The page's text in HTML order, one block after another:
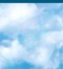
контроль Для 11 класса Написание родного языка и литературы (эссе) Математическое письмо Узбекский язык (обучение на узбекском языке) не посещающее общее среднее образование для учреждений)/Образовательное учреждение выбор письменный и устный Иностранный язык письменный/устный Письменная/устная история Узбекистана *По выбору студента:  Химия  Физика  Основы государственного права  География 10 бесплатных образовательных ресурсов - Мы составили подборку онлайн-проектов с интерактивными упражнениями, видеолекциями и статьями. Они помогут вам обрести новые и освежить старые знания бесплатно. 1. «ИНТУИТ» Старейшая образовательная площадка Рунета. Здесь вы найдёте сотни текстовых и видеокурсов на десятки различных тем — от программирования до психологии. Многие курсы подготовлены российскими университетами и крупными международными компаниями вроде Intel и Microsoft. Самостоятельное обучение бесплатное, но желающие могут оплатить услуги персональных наставников. 2. «Смартия» знакомит с актуальными профессиями и подсказывает, как им обучаться. Выбрав заинтересовавшую вас специальность — SMM-специалист, фотограф, веб-дизайнер или другую, — увидите список необходимых для неё умений. Чтобы вы могли освоить их самостоятельно, для каждого умения площадка отображает подборку ссылок на учебные материалы. Хотя «Смартия» ориентируется на русскоязычную аудиторию, часть контента всё же доступна только на английском. 3. «Лекторий Физтеха» Проект Московского физико-технического института (Физтеха). С его помощью вы можете смотреть онлайн серии лекций, записанные на видео в этом вузе. В числе доступных предметов — физика, биология, химия, информационные технологии и другие. К некоторым лекциям администрация ресурса прилагает готовые конспекты, которые можно скачивать в PDF-формате. 4. ITMOcourses Онлайн-площадка Санкт-Петербургского национального исследовательского университета информационных технологий, механики и оптики (ИТМО). Ресурс предоставляет свободный доступ к курсам, разработанным в этом вузе. Каталог материалов разбит на четыре категории: «Оптические системы и технологии», «Приборостроение и робототехника», «Информационные технологии» и «Биотехнологии». Курсы состоят из видеолекций, интерактивных демонстраций и заданий. 5. «КиберЛенинка» Электронная научная библиотека открытого доступа. Каталог площадки регулярно обрастает текстами статей из различных научных изданий. Сгруппированные по журналам и рубрикам публикации можно читать онлайн или скачивать целиком в PDF-формате. Проект нацелен на популяризацию науки за счёт открытого доступа к качественной информации. 6. «ПостНаука» На этом ресурсе публикуют подборки видеолекций, составленные экспертами из разных отраслей и объединённые общими темами. Среди них, к примеру, есть серии «Биоинформатика и геномика», «Культура средневековой Скандинавии» и Cinema Studies о теории кино. Каждая подборка лекций — логически связанная история, рассказанная экспертом от первого лица. Кроме того, на сайте появляются научно-образовательные статьи и тесты на разные темы. 7. «Newочём» Команда проекта «Newочём» отбирает самые интересные тексты из англоязычных СМИ и переводит те из них, за которые голосуют участники сообщества «ВКонтакте». По большей части это научно-популярные статьи. Редакторы придумывают лишь заголовки, в остальном содержание переводов соответствует оригиналам. Полные тексты можно читать прямо в социальной сети. 8. InternetUrok Онлайн-база материалов по основным дисциплинам школьной программы. Информация на сайте структурирована по классам, предметам и темам (урокам).